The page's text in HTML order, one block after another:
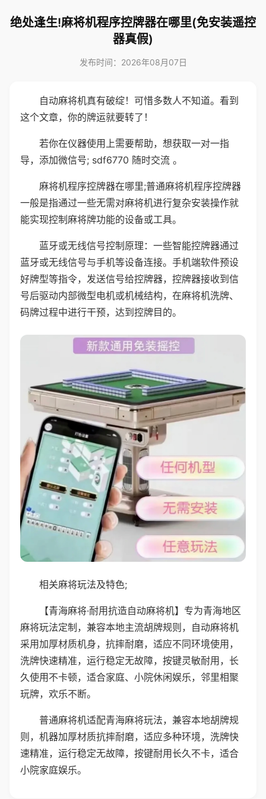
绝处逢生!麻将机程序控牌器在哪里(免安装遥控
器真假)
发布时间：2026年08月07日
自动麻将机真有破绽！可惜多数人不知道。看到
这个文章，你的牌运就要转了！
若你在仪器使用上需要帮助，想获取一对一指
导，添加微信号; sdf6770 随时交流 。
麻将机程序控牌器在哪里;普通麻将机程序控牌器
一般是指通过一些无需对麻将机进行复杂安装操作就
能实现控制麻将牌功能的设备或工具。
蓝牙或无线信号控制原理：一些智能控牌器通过
蓝牙或无线信号与手机等设备连接。手机端软件预设
好牌型等指令，发送信号给控牌器，控牌器接收到信
号后驱动内部微型电机或机械结构，在麻将机洗牌、
码牌过程中进行干预，达到控牌目的。
相关麻将玩法及特色;
【青海麻将·耐用抗造自动麻将机】专为青海地区
麻将玩法定制，兼容本地主流胡牌规则，自动麻将机
采用加厚材质机身，抗摔耐磨，适应不同环境使用，
洗牌快速精准，运行稳定无故障，按键灵敏耐用，长
久使用不卡顿，适合家庭、小院休闲娱乐，邻里相聚
玩牌，欢乐不断。
普通麻将机适配青海麻将玩法，兼容本地胡牌规
则，机器加厚材质抗摔耐磨，适应多种环境，洗牌快
速精准，运行稳定无故障，按键耐用长久不卡，适合
小院家庭娱乐。